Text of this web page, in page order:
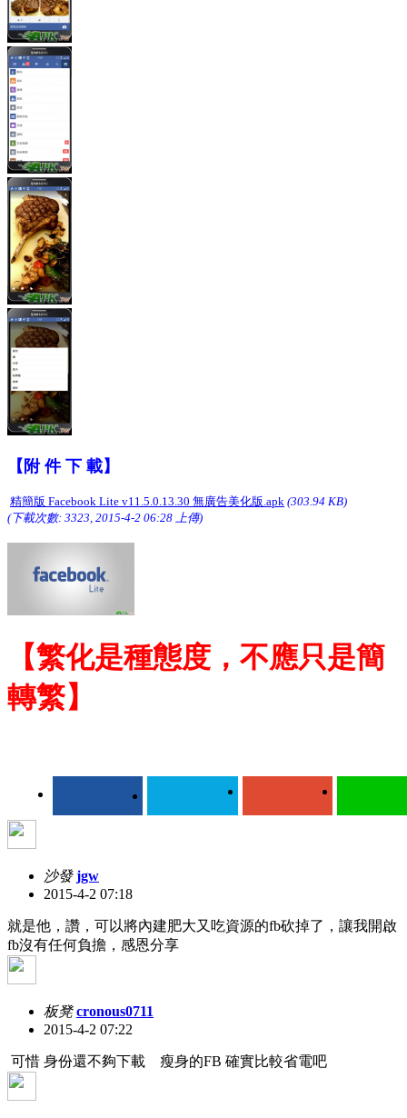
【附 件 下 載】
精簡版 Facebook Lite v11.5.0.13.30 無廣告美化版.apk (303.94 KB)
(下載次數: 3323, 2015-4-2 06:28 上傳)
【繁化是種態度 ，不應只是簡
轉繁】
沙發 jgw
2015-4-2 07:18
就是他，讚，可以將內建肥大又吃資源的fb砍掉了，讓我開啟
fb沒有任何負擔，感恩分享
板凳 cronous0711
2015-4-2 07:22
可惜 身份還不夠下載 瘦身的FB 確實比較省電吧